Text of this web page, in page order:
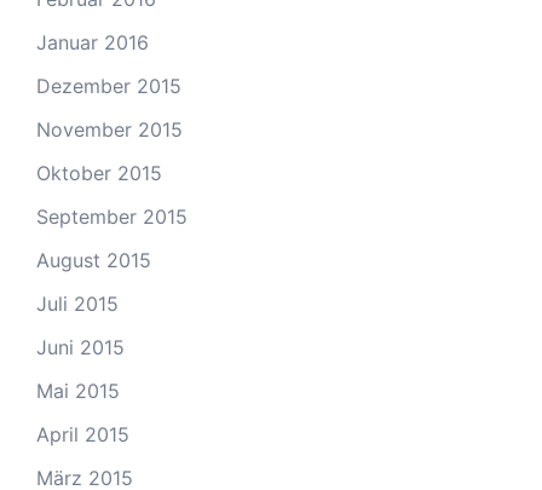
Januar 2016
Dezember 2015
November 2015
Oktober 2015
September 2015
August 2015
Juli 2015
Juni 2015
Mai 2015
April 2015
März 2015